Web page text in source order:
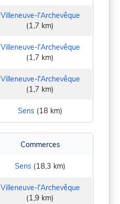
Villeneuve-l'Archevêque
(1,7 km)
Villeneuve-l'Archevêque
(1,7 km)
Villeneuve-l'Archevêque
(1,7 km)
Sens(18 km)
Commerces
Sens(18,3 km)
Villeneuve-l'Archevêque
(1,9 km)